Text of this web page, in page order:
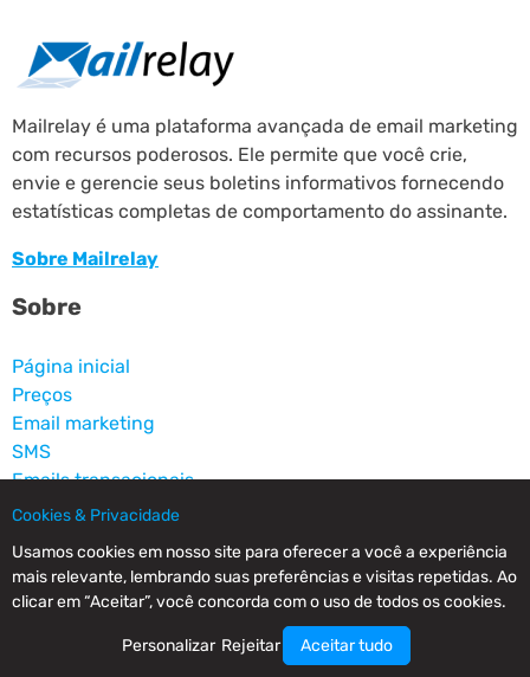
Mailrelay é uma plataforma avançada de email marketing
com recursos poderosos. Ele permite que você crie,
envie e gerencie seus boletins informativos fornecendo
estatísticas completas de comportamento do assinante.
Sobre Mailrelay
Sobre
Página inicial
Preços
Email marketing
SMS
Emails transacionais
Landing pages
Recursos
Cookies & Privacidade
Usamos cookies em nosso site para oferecer a você a experiência
mais relevante, lembrando suas preferências e visitas repetidas. Ao
clicar em “Aceitar”, você concorda com o uso de todos os cookies.
Personalizar Rejeitar Aceitar tudo